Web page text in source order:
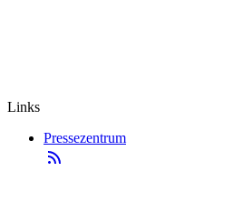
Links
Pressezentrum